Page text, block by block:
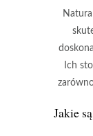
Ich
Jakie